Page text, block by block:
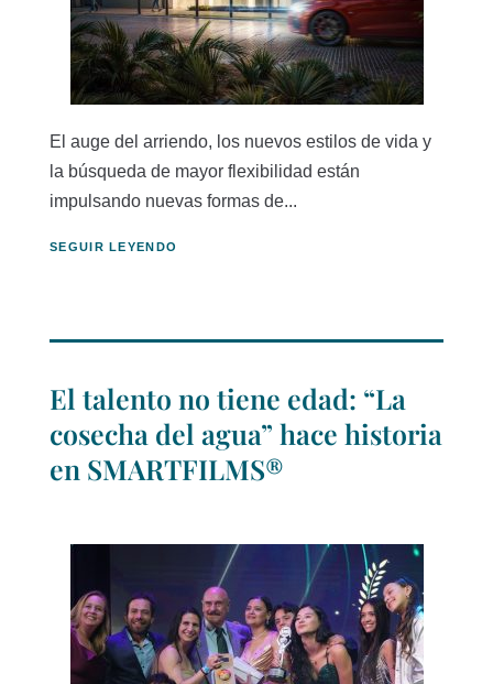
El auge del arriendo, los nuevos estilos de vida y
la búsqueda de mayor flexibilidad están
impulsando nuevas formas de...
SEGUIR LEYENDO
El talento no tiene edad: “La
cosecha del agua” hace historia
en SMARTFILMS®